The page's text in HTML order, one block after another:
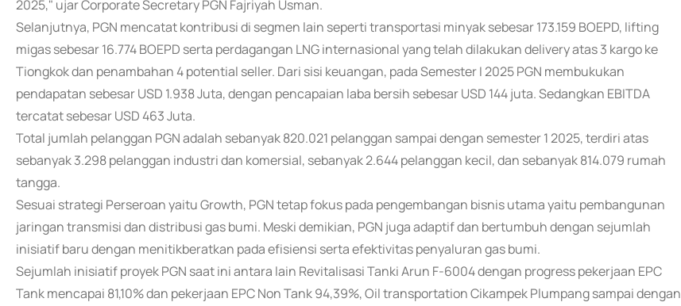
2025," ujar Corporate Secretary PGN Fajriyah Usman.
Selanjutnya, PGN mencatat kontribusi di segmen lain seperti transportasi minyak sebesar 173.159 BOEPD, lifting
migas sebesar 16.774 BOEPD serta perdagangan LNG internasional yang telah dilakukan delivery atas 3 kargo ke
Tiongkok dan penambahan 4 potential seller. Dari sisi keuangan, pada Semester I 2025 PGN membukukan
pendapatan sebesar USD 1.938 Juta, dengan pencapaian laba bersih sebesar USD 144 juta. Sedangkan EBITDA
tercatat sebesar USD 463 Juta.
Total jumlah pelanggan PGN adalah sebanyak 820.021 pelanggan sampai dengan semester 1 2025, terdiri atas
sebanyak 3.298 pelanggan industri dan komersial, sebanyak 2.644 pelanggan kecil, dan sebanyak 814.079 rumah
tangga.
Sesuai strategi Perseroan yaitu Growth, PGN tetap fokus pada pengembangan bisnis utama yaitu pembangunan
jaringan transmisi dan distribusi gas bumi. Meski demikian, PGN juga adaptif dan bertumbuh dengan sejumlah
inisiatif baru dengan menitikberatkan pada efisiensi serta efektivitas penyaluran gas bumi.
Sejumlah inisiatif proyek PGN saat ini antara lain Revitalisasi Tanki Arun F-6004 dengan progress pekerjaan EPC
Tank mencapai 81,10% dan pekerjaan EPC Non Tank 94,39%, Oil transportation Cikampek Plumpang sampai dengan